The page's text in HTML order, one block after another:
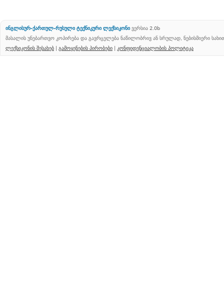
ინგლისურ-ქართულ-რუსული ტექნიკური ლექსიკონი ვერსია 2.0b
მასალის უნებართვო კოპირება და გავრცელება ნაწილობრივ ან სრულად, ნებისმიერი
ლექსიკონის შესახებ | გამოყენების პირობები | კონფიდენციალობის პოლიტიკა